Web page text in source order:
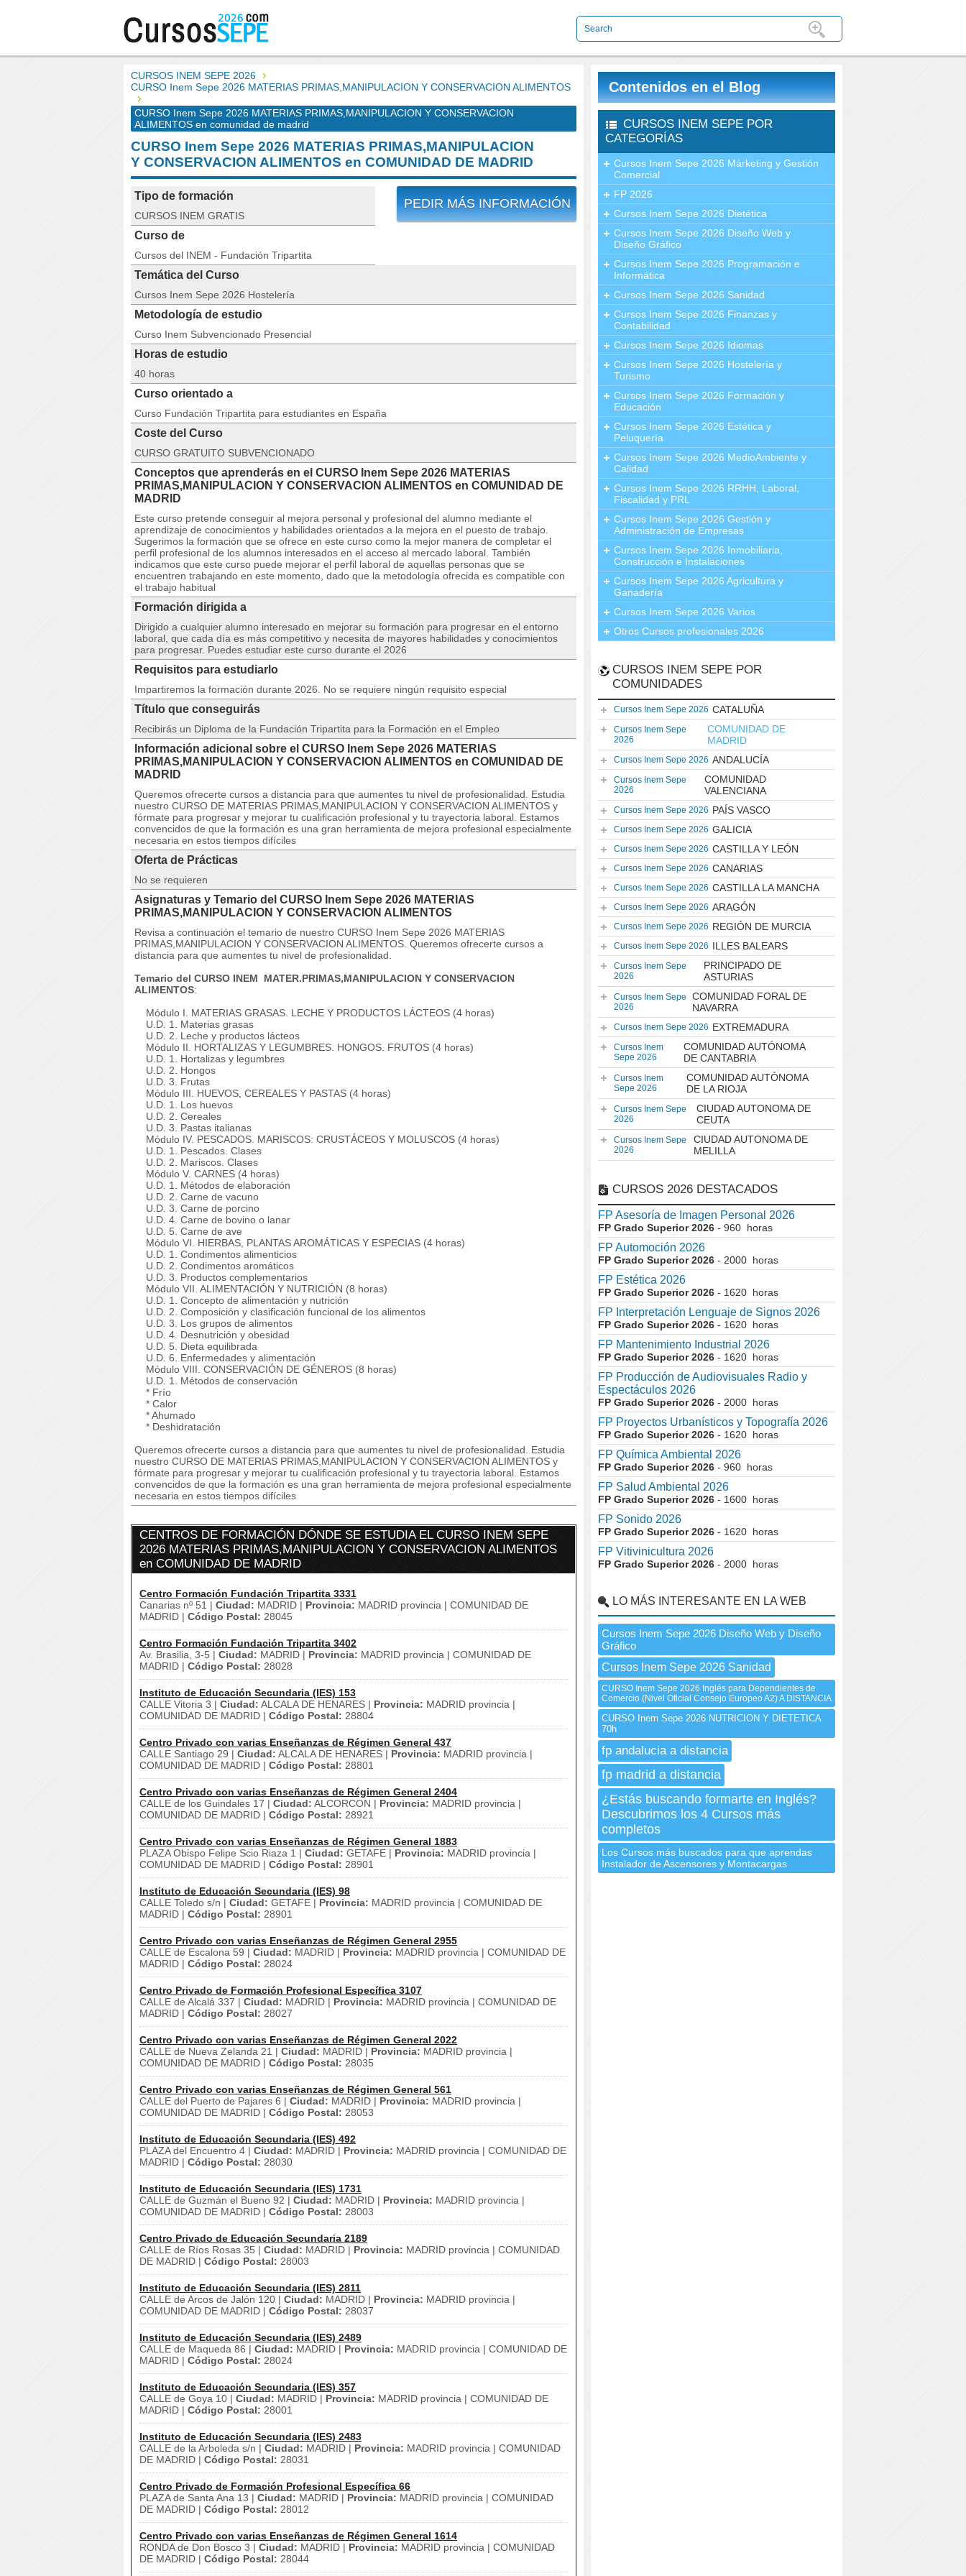
CURSOS INEM SEPE 2026
CURSO Inem Sepe 2026 MATERIAS PRIMAS,MANIPULACION Y CONSERVACION ALIMENTOS
CURSO Inem Sepe 2026 MATERIAS PRIMAS,MANIPULACION Y CONSERVACION
ALIMENTOS en comunidad de madrid
CURSO Inem Sepe 2026 MATERIAS PRIMAS,MANIPULACION
Y CONSERVACION ALIMENTOS en COMUNIDAD DE MADRID
PEDIR MÁS INFORMACIÓN
Tipo de formación
CURSOS INEM GRATIS
Curso de
Cursos del INEM - Fundación Tripartita
Temática del Curso
Cursos Inem Sepe 2026 Hostelería
Metodología de estudio
Curso Inem Subvencionado Presencial
Horas de estudio
40 horas
Curso orientado a
Curso Fundación Tripartita para estudiantes en España
Coste del Curso
CURSO GRATUITO SUBVENCIONADO
Conceptos que aprenderás en el CURSO Inem Sepe 2026 MATERIAS
PRIMAS,MANIPULACION Y CONSERVACION ALIMENTOS en COMUNIDAD DE
MADRID
Este curso pretende conseguir al mejora personal y profesional del alumno mediante el
aprendizaje de conocimientos y habilidades orientados a la mejora en el puesto de trabajo.
Sugerimos la formación que se ofrece en este curso como la mejor manera de completar el
perfil profesional de los alumnos interesados en el acceso al mercado laboral. También
indicamos que este curso puede mejorar el perfil laboral de aquellas personas que se
encuentren trabajando en este momento, dado que la metodología ofrecida es compatible con
el trabajo habitual
Formación dirigida a
Dirigido a cualquier alumno interesado en mejorar su formación para progresar en el entorno
laboral, que cada día es más competitivo y necesita de mayores habilidades y conocimientos
para progresar. Puedes estudiar este curso durante el 2026
Requisitos para estudiarlo
Impartiremos la formación durante 2026. No se requiere ningún requisito especial
Título que conseguirás
Recibirás un Diploma de la Fundación Tripartita para la Formación en el Empleo
Información adicional sobre el CURSO Inem Sepe 2026 MATERIAS
PRIMAS,MANIPULACION Y CONSERVACION ALIMENTOS en COMUNIDAD DE
MADRID
Queremos ofrecerte cursos a distancia para que aumentes tu nivel de profesionalidad. Estudia
nuestro CURSO DE MATERIAS PRIMAS,MANIPULACION Y CONSERVACION ALIMENTOS y
fórmate para progresar y mejorar tu cualificación profesional y tu trayectoria laboral. Estamos
convencidos de que la formación es una gran herramienta de mejora profesional especialmente
necesaria en estos tiempos difíciles
Oferta de Prácticas
No se requieren
Asignaturas y Temario del CURSO Inem Sepe 2026 MATERIAS
PRIMAS,MANIPULACION Y CONSERVACION ALIMENTOS
Revisa a continuación el temario de nuestro CURSO Inem Sepe 2026 MATERIAS
PRIMAS,MANIPULACION Y CONSERVACION ALIMENTOS. Queremos ofrecerte cursos a
distancia para que aumentes tu nivel de profesionalidad.
Temario del CURSO INEM MATER.PRIMAS,MANIPULACION Y CONSERVACION
ALIMENTOS:
Módulo I. MATERIAS GRASAS. LECHE Y PRODUCTOS LÁCTEOS (4 horas)
U.D. 1. Materias grasas
U.D. 2. Leche y productos lácteos
Módulo II. HORTALIZAS Y LEGUMBRES. HONGOS. FRUTOS (4 horas)
U.D. 1. Hortalizas y legumbres
U.D. 2. Hongos
U.D. 3. Frutas
Módulo III. HUEVOS, CEREALES Y PASTAS (4 horas)
U.D. 1. Los huevos
U.D. 2. Cereales
U.D. 3. Pastas italianas
Módulo IV. PESCADOS. MARISCOS: CRUSTÁCEOS Y MOLUSCOS (4 horas)
U.D. 1. Pescados. Clases
U.D. 2. Mariscos. Clases
Módulo V. CARNES (4 horas)
U.D. 1. Métodos de elaboración
U.D. 2. Carne de vacuno
U.D. 3. Carne de porcino
U.D. 4. Carne de bovino o lanar
U.D. 5. Carne de ave
Módulo VI. HIERBAS, PLANTAS AROMÁTICAS Y ESPECIAS (4 horas)
U.D. 1. Condimentos alimenticios
U.D. 2. Condimentos aromáticos
U.D. 3. Productos complementarios
Módulo VII. ALIMENTACIÓN Y NUTRICIÓN (8 horas)
U.D. 1. Concepto de alimentación y nutrición
U.D. 2. Composición y clasificación funcional de los alimentos
U.D. 3. Los grupos de alimentos
U.D. 4. Desnutrición y obesidad
U.D. 5. Dieta equilibrada
U.D. 6. Enfermedades y alimentación
Módulo VIII. CONSERVACIÓN DE GÉNEROS (8 horas)
U.D. 1. Métodos de conservación
* Frío
* Calor
* Ahumado
* Deshidratación
Queremos ofrecerte cursos a distancia para que aumentes tu nivel de profesionalidad. Estudia
nuestro CURSO DE MATERIAS PRIMAS,MANIPULACION Y CONSERVACION ALIMENTOS y
fórmate para progresar y mejorar tu cualificación profesional y tu trayectoria laboral. Estamos
convencidos de que la formación es una gran herramienta de mejora profesional especialmente
necesaria en estos tiempos difíciles
CENTROS DE FORMACIÓN DÓNDE SE ESTUDIA EL CURSO INEM SEPE
2026 MATERIAS PRIMAS,MANIPULACION Y CONSERVACION ALIMENTOS
en COMUNIDAD DE MADRID
Centro Formación Fundación Tripartita 3331
Canarias nº 51 | Ciudad: MADRID | Provincia: MADRID provincia | COMUNIDAD DE
MADRID | Código Postal: 28045
Centro Formación Fundación Tripartita 3402
Av. Brasilia, 3-5 | Ciudad: MADRID | Provincia: MADRID provincia | COMUNIDAD DE
MADRID | Código Postal: 28028
Instituto de Educación Secundaria (IES) 153
CALLE Vitoria 3 | Ciudad: ALCALA DE HENARES | Provincia: MADRID provincia |
COMUNIDAD DE MADRID | Código Postal: 28804
Centro Privado con varias Enseñanzas de Régimen General 437
CALLE Santiago 29 | Ciudad: ALCALA DE HENARES | Provincia: MADRID provincia |
COMUNIDAD DE MADRID | Código Postal: 28801
Centro Privado con varias Enseñanzas de Régimen General 2404
CALLE de los Guindales 17 | Ciudad: ALCORCON | Provincia: MADRID provincia |
COMUNIDAD DE MADRID | Código Postal: 28921
Centro Privado con varias Enseñanzas de Régimen General 1883
PLAZA Obispo Felipe Scio Riaza 1 | Ciudad: GETAFE | Provincia: MADRID provincia |
COMUNIDAD DE MADRID | Código Postal: 28901
Instituto de Educación Secundaria (IES) 98
CALLE Toledo s/n | Ciudad: GETAFE | Provincia: MADRID provincia | COMUNIDAD DE
MADRID | Código Postal: 28901
Centro Privado con varias Enseñanzas de Régimen General 2955
CALLE de Escalona 59 | Ciudad: MADRID | Provincia: MADRID provincia | COMUNIDAD DE
MADRID | Código Postal: 28024
Centro Privado de Formación Profesional Específica 3107
CALLE de Alcalá 337 | Ciudad: MADRID | Provincia: MADRID provincia | COMUNIDAD DE
MADRID | Código Postal: 28027
Centro Privado con varias Enseñanzas de Régimen General 2022
CALLE de Nueva Zelanda 21 | Ciudad: MADRID | Provincia: MADRID provincia |
COMUNIDAD DE MADRID | Código Postal: 28035
Centro Privado con varias Enseñanzas de Régimen General 561
CALLE del Puerto de Pajares 6 | Ciudad: MADRID | Provincia: MADRID provincia |
COMUNIDAD DE MADRID | Código Postal: 28053
Instituto de Educación Secundaria (IES) 492
PLAZA del Encuentro 4 | Ciudad: MADRID | Provincia: MADRID provincia | COMUNIDAD DE
MADRID | Código Postal: 28030
Instituto de Educación Secundaria (IES) 1731
CALLE de Guzmán el Bueno 92 | Ciudad: MADRID | Provincia: MADRID provincia |
COMUNIDAD DE MADRID | Código Postal: 28003
Centro Privado de Educación Secundaria 2189
CALLE de Ríos Rosas 35 | Ciudad: MADRID | Provincia: MADRID provincia | COMUNIDAD
DE MADRID | Código Postal: 28003
Instituto de Educación Secundaria (IES) 2811
CALLE de Arcos de Jalón 120 | Ciudad: MADRID | Provincia: MADRID provincia |
COMUNIDAD DE MADRID | Código Postal: 28037
Instituto de Educación Secundaria (IES) 2489
CALLE de Maqueda 86 | Ciudad: MADRID | Provincia: MADRID provincia | COMUNIDAD DE
MADRID | Código Postal: 28024
Instituto de Educación Secundaria (IES) 357
CALLE de Goya 10 | Ciudad: MADRID | Provincia: MADRID provincia | COMUNIDAD DE
MADRID | Código Postal: 28001
Instituto de Educación Secundaria (IES) 2483
CALLE de la Arboleda s/n | Ciudad: MADRID | Provincia: MADRID provincia | COMUNIDAD
DE MADRID | Código Postal: 28031
Centro Privado de Formación Profesional Específica 66
PLAZA de Santa Ana 13 | Ciudad: MADRID | Provincia: MADRID provincia | COMUNIDAD
DE MADRID | Código Postal: 28012
Centro Privado con varias Enseñanzas de Régimen General 1614
RONDA de Don Bosco 3 | Ciudad: MADRID | Provincia: MADRID provincia | COMUNIDAD
DE MADRID | Código Postal: 28044
Contenidos en el Blog
CURSOS INEM SEPE POR
CATEGORÍAS
Cursos Inem Sepe 2026 Márketing y Gestión
Comercial
FP 2026
Cursos Inem Sepe 2026 Dietética
Cursos Inem Sepe 2026 Diseño Web y
Diseño Gráfico
Cursos Inem Sepe 2026 Programación e
Informática
Cursos Inem Sepe 2026 Sanidad
Cursos Inem Sepe 2026 Finanzas y
Contabilidad
Cursos Inem Sepe 2026 Idiomas
Cursos Inem Sepe 2026 Hostelería y
Turismo
Cursos Inem Sepe 2026 Formación y
Educación
Cursos Inem Sepe 2026 Estética y
Peluquería
Cursos Inem Sepe 2026 MedioAmbiente y
Calidad
Cursos Inem Sepe 2026 RRHH, Laboral,
Fiscalidad y PRL
Cursos Inem Sepe 2026 Gestión y
Administración de Empresas
Cursos Inem Sepe 2026 Inmobiliaria,
Construcción e Instalaciones
Cursos Inem Sepe 2026 Agricultura y
Ganadería
Cursos Inem Sepe 2026 Varios
Otros Cursos profesionales 2026
CURSOS INEM SEPE POR
COMUNIDADES
Cursos Inem Sepe 2026 CATALUÑA
Cursos Inem Sepe
2026
COMUNIDAD DE
MADRID
Cursos Inem Sepe 2026 ANDALUCÍA
Cursos Inem Sepe
2026
COMUNIDAD
VALENCIANA
Cursos Inem Sepe 2026 PAÍS VASCO
Cursos Inem Sepe 2026 GALICIA
Cursos Inem Sepe 2026 CASTILLA Y LEÓN
Cursos Inem Sepe 2026 CANARIAS
Cursos Inem Sepe 2026 CASTILLA LA MANCHA
Cursos Inem Sepe 2026 ARAGÓN
Cursos Inem Sepe 2026 REGIÓN DE MURCIA
Cursos Inem Sepe 2026 ILLES BALEARS
Cursos Inem Sepe
2026
PRINCIPADO DE
ASTURIAS
Cursos Inem Sepe
2026
COMUNIDAD FORAL DE
NAVARRA
Cursos Inem Sepe 2026 EXTREMADURA
Cursos Inem
Sepe 2026
COMUNIDAD AUTÓNOMA
DE CANTABRIA
Cursos Inem
Sepe 2026
COMUNIDAD AUTÓNOMA
DE LA RIOJA
Cursos Inem Sepe
2026
CIUDAD AUTONOMA DE
CEUTA
Cursos Inem Sepe
2026
CIUDAD AUTONOMA DE
MELILLA
CURSOS 2026 DESTACADOS
FP Asesoría de Imagen Personal 2026
FP Grado Superior 2026 - 960 horas
FP Automoción 2026
FP Grado Superior 2026 - 2000 horas
FP Estética 2026
FP Grado Superior 2026 - 1620 horas
FP Interpretación Lenguaje de Signos 2026
FP Grado Superior 2026 - 1620 horas
FP Mantenimiento Industrial 2026
FP Grado Superior 2026 - 1620 horas
FP Producción de Audiovisuales Radio y
Espectáculos 2026
FP Grado Superior 2026 - 2000 horas
FP Proyectos Urbanísticos y Topografía 2026
FP Grado Superior 2026 - 1620 horas
FP Química Ambiental 2026
FP Grado Superior 2026 - 960 horas
FP Salud Ambiental 2026
FP Grado Superior 2026 - 1600 horas
FP Sonido 2026
FP Grado Superior 2026 - 1620 horas
FP Vitivinicultura 2026
FP Grado Superior 2026 - 2000 horas
LO MÁS INTERESANTE EN LA WEB
Cursos Inem Sepe 2026 Diseño Web y Diseño
Gráfico
Cursos Inem Sepe 2026 Sanidad
CURSO Inem Sepe 2026 Inglés para Dependientes de
Comercio (Nivel Oficial Consejo Europeo A2) A DISTANCIA
CURSO Inem Sepe 2026 NUTRICION Y DIETETICA
70h
fp andalucia a distancia
fp madrid a distancia
¿Estás buscando formarte en Inglés?
Descubrimos los 4 Cursos más
completos
Los Cursos más buscados para que aprendas
Instalador de Ascensores y Montacargas